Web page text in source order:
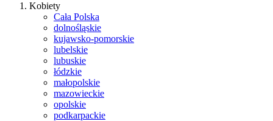
Kobiety
Cała Polska
dolnośląskie
kujawsko-pomorskie
lubelskie
lubuskie
łódzkie
małopolskie
mazowieckie
opolskie
podkarpackie